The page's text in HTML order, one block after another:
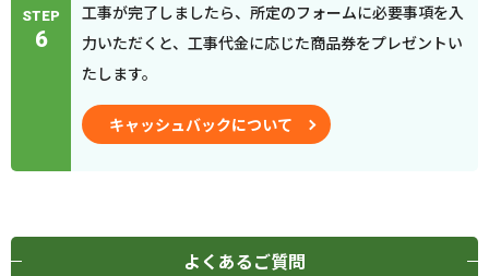
STEP
6
工事が完了しましたら、所定のフォームに必要事項を入
力いただくと、工事代金に応じた商品券をプレゼントい
たします。
キャッシュバックについて
よくあるご質問